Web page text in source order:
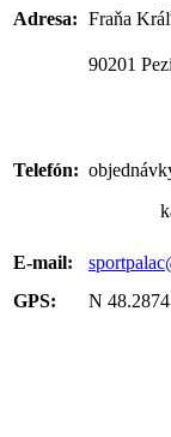
Adresa: Fraňa
90201
Telefón:
E-mail:
GPS:
N